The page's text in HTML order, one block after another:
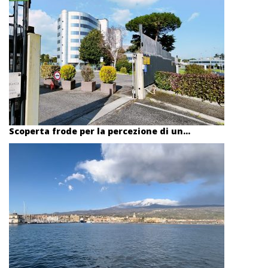
Scoperta frode per la percezione di un...